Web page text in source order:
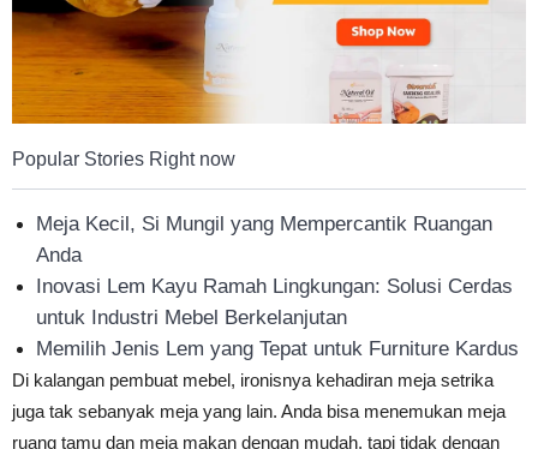
Popular Stories Right now
Meja Kecil, Si Mungil yang Mempercantik Ruangan
Anda
Inovasi Lem Kayu Ramah Lingkungan: Solusi Cerdas
untuk Industri Mebel Berkelanjutan
Memilih Jenis Lem yang Tepat untuk Furniture Kardus
Di kalangan pembuat mebel, ironisnya kehadiran meja setrika
juga tak sebanyak meja yang lain. Anda bisa menemukan meja
ruang tamu dan meja makan dengan mudah, tapi tidak dengan